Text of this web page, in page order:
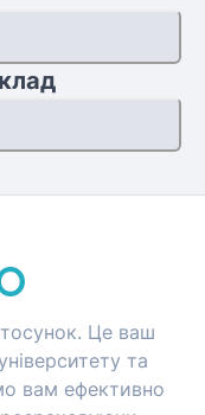
Це ваш
та
вам ефективно